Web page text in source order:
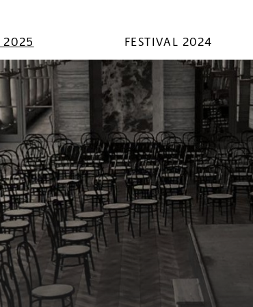
2025 FESTIVAL 2024